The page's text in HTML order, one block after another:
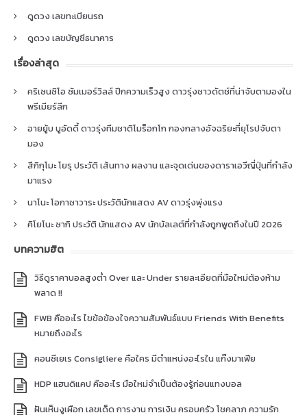
ดูดวง เลขทะเบียนรถ
ดูดวง เลขบัญชีธนาคาร
เรื่องล่าสุด
คริเซนซิโอ ซัมเมอร์วิลล์ ปีกความเร็วสูง ดาวรุ่งชาวดัตช์ที่น่าจับตามองใน
พรีเมียร์ลีก
อายยู้บ บูอัดดี้ ดาวรุ่งทีมชาติโมร็อกโก กองกลางอัจฉริยะที่ยุโรปจับตา
มอง
สึกิกุโมะ โยรุ ประวัติ เส้นทาง ผลงาน และจุดเด่นของดาราเอวีญี่ปุ่นที่กำลัง
มาแรง
นาโนะ โอกาซาวาระ ประวัตินักแสดง AV ดาวรุ่งพุ่งแรง
คิโยโนะ ซากิ ประวัติ นักแสดง AV นักบัลเลต์ที่กำลังถูกพูดถึงในปี 2026
บทความฮิต
วิธีดูราคาบอลสูงต่ำ Over และ Under รายละเอียดที่มือใหม่ต้องห้าม
พลาด !!
FWB คืออะไร ไขข้อข้องใจความสัมพันธ์แบบ Friends With Benefits
หมายถึงอะไร
คอนซีเยเร Consigliere คือใคร มีตำแหน่งอะไรใน แก๊งมาเฟีย
HDP แฮนดิแคป คืออะไร มือใหม่จำเป็นต้องรู้ก่อนแทงบอล
ฝันเห็นงูเผือก เลขเด็ด การงาน การเงิน ครอบครัว โชคลาภ ความรัก